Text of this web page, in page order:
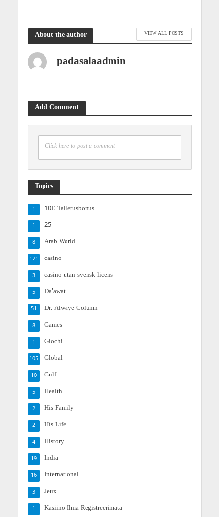
About the author VIEW ALL POSTS
padasalaadmin
Add Comment
Click here to post a comment
Topics
10E Talletusbonus
1
25
1
Arab World
8
casino
171
casino utan svensk licens
3
Da'awat
5
Dr. Alwaye Column
51
Games
8
Giochi
1
Global
105
Gulf
10
Health
5
His Family
2
His Life
2
History
4
India
19
International
16
Jeux
3
Kasiino Ilma Registreerimata
1